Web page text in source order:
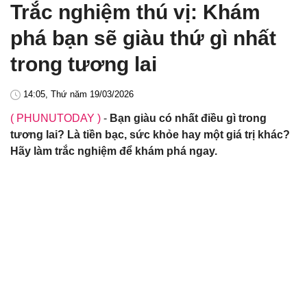
Trắc nghiệm thú vị: Khám
phá bạn sẽ giàu thứ gì nhất
trong tương lai
14:05, Thứ năm 19/03/2026
( PHUNUTODAY ) - Bạn giàu có nhất điều gì trong
tương lai? Là tiền bạc, sức khỏe hay một giá trị khác?
Hãy làm trắc nghiệm để khám phá ngay.